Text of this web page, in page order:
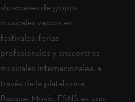
showcases de grupos
musicales vascos en
festivales, ferias
profesionales y encuentros
musicales internacionales, a
través de la plataforma
Basque. Music. ESNS es uno